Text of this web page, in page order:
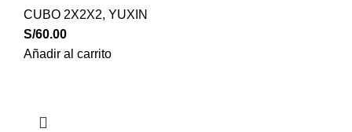
CUBO 2X2X2, YUXIN
S/60.00
Añadir al carrito